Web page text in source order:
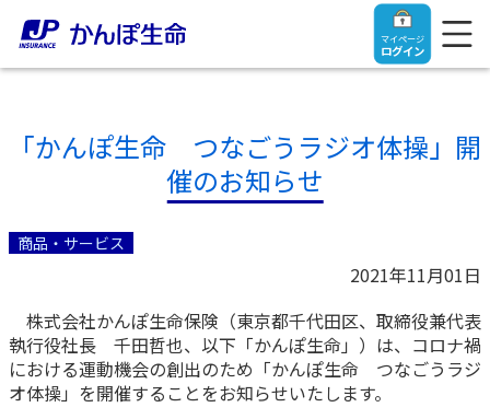
マイページ
ログイン
ご契約者さま
ご契約者さま
マイページログイン
保険をご検討中のお客さま
保険をご検討中のお客さま
法人のお客さま
「かんぽ生命 つなごうラジオ体操」開
催のお知らせ
商品・サービス
2021年11月01日
株式会社かんぽ生命保険（東京都千代田区、取締役兼代表
執行役社長 千田哲也、以下「かんぽ生命」）は、コロナ禍
における運動機会の創出のため「かんぽ生命 つなごうラジ
オ体操」を開催することをお知らせいたします。